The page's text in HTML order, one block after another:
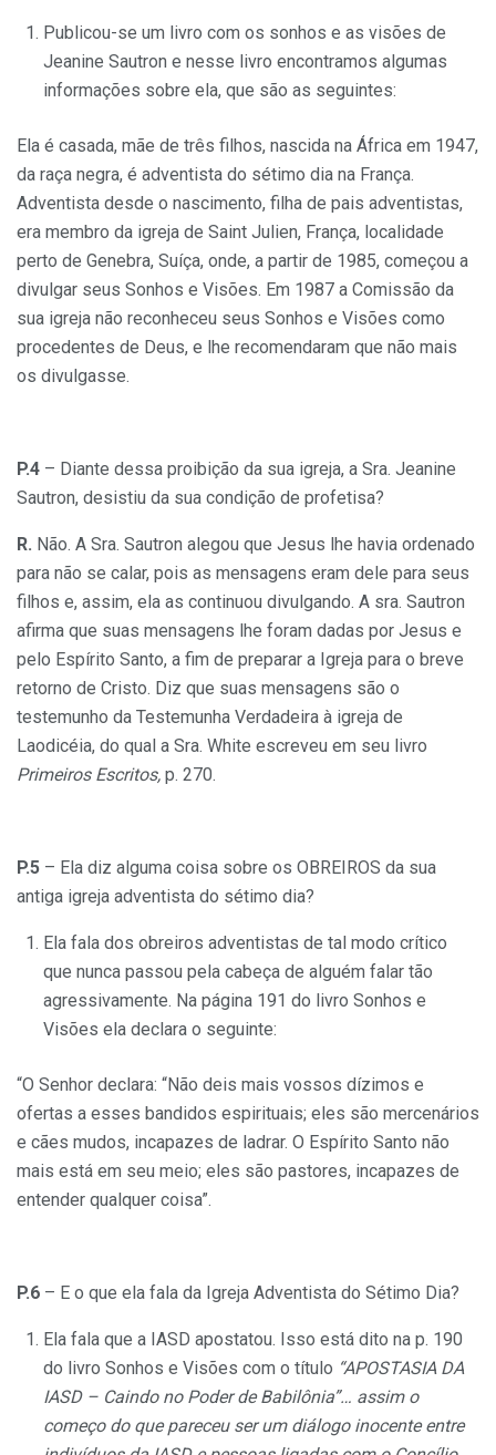
Publicou-se um livro com os sonhos e as visões de
Jeanine Sautron e nesse livro encontramos algumas
informações sobre ela, que são as seguintes:
Ela é casada, mãe de três filhos, nascida na África em 1947,
da raça negra, é adventista do sétimo dia na França.
Adventista desde o nascimento, filha de pais adventistas,
era membro da igreja de Saint Julien, França, localidade
perto de Genebra, Suíça, onde, a partir de 1985, começou a
divulgar seus Sonhos e Visões. Em 1987 a Comissão da
sua igreja não reconheceu seus Sonhos e Visões como
procedentes de Deus, e lhe recomendaram que não mais
os divulgasse.
P.4 – Diante dessa proibição da sua igreja, a Sra. Jeanine
Sautron, desistiu da sua condição de profetisa?
R. Não. A Sra. Sautron alegou que Jesus lhe havia ordenado
para não se calar, pois as mensagens eram dele para seus
filhos e, assim, ela as continuou divulgando. A sra. Sautron
afirma que suas mensagens lhe foram dadas por Jesus e
pelo Espírito Santo, a fim de preparar a Igreja para o breve
retorno de Cristo. Diz que suas mensagens são o
testemunho da Testemunha Verdadeira à igreja de
Laodicéia, do qual a Sra. White escreveu em seu livro
Primeiros Escritos, p. 270.
P.5 – Ela diz alguma coisa sobre os OBREIROS da sua
antiga igreja adventista do sétimo dia?
Ela fala dos obreiros adventistas de tal modo crítico
que nunca passou pela cabeça de alguém falar tão
agressivamente. Na página 191 do livro Sonhos e
Visões ela declara o seguinte:
“O Senhor declara: “Não deis mais vossos dízimos e
ofertas a esses bandidos espirituais; eles são mercenários
e cães mudos, incapazes de ladrar. O Espírito Santo não
mais está em seu meio; eles são pastores, incapazes de
entender qualquer coisa”.
P.6 – E o que ela fala da Igreja Adventista do Sétimo Dia?
Ela fala que a IASD apostatou. Isso está dito na p. 190
do livro Sonhos e Visões com o título “APOSTASIA DA
IASD – Caindo no Poder de Babilônia”… assim o
começo do que pareceu ser um diálogo inocente entre